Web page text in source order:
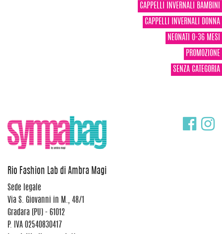
CAPPELLI INVERNALI BAMBINI
CAPPELLI INVERNALI DONNA
NEONATI 0-36 MESI
PROMOZIONE
SENZA CATEGORIA
Rio Fashion Lab di Ambra Magi
Sede legale
Via S. Giovanni in M., 48/1
Gradara (PU) - 61012
P. IVA 02540830417